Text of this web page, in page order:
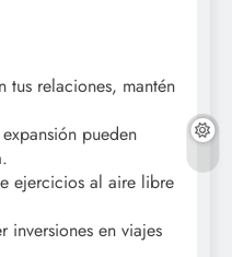
tus relaciones, mantén
pueden
ejercicios al aire libre
inversiones en viajes